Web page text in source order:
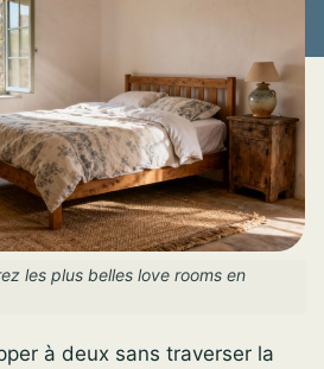
les plus belles love rooms en
à deux sans traverser la